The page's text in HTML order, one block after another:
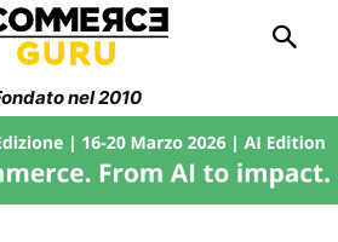
nel 2010